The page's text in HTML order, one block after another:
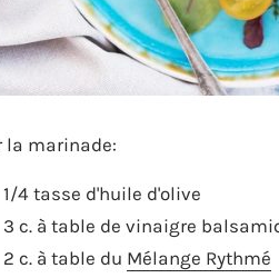
la marinade:
1/4 tasse d'huile d'olive
3 c. à table de vinaigre
2 c. à table du Mélange Rythmé